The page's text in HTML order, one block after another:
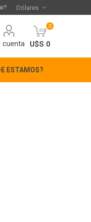
cuenta
0
U$S 0
ESTAMOS?